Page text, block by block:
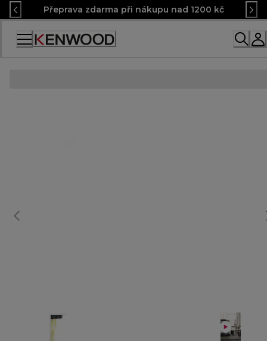
Skip
to
Content
Přeprava zdarma při nákupu nad 1200 kč
Accessibility